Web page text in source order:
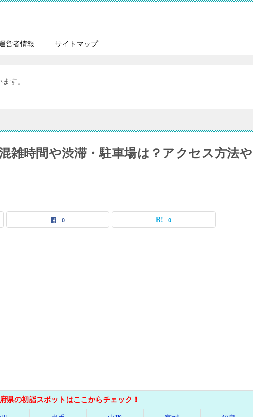
営者情報 サイトマップ
す。
雑時間や渋滞・駐車場は？アクセス方法や
0 0
県の初詣スポットはここからチェック！